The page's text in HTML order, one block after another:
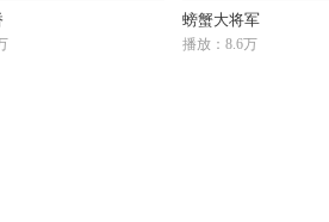
螃蟹大将军
播放：8.6万